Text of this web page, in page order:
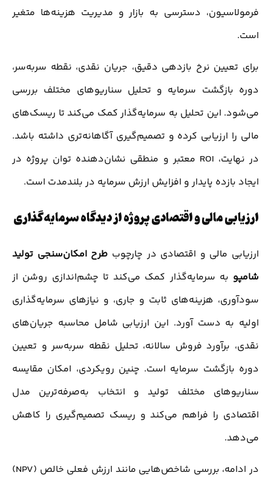
فرمولاسیون، دسترسی به بازار و مدیریت هزینه‌ها متغیر
است.
برای تعیین نرخ بازدهی دقیق، جریان نقدی، نقطه سربه‌سر،
دوره بازگشت سرمایه و تحلیل سناریوهای مختلف بررسی
می‌شود. این تحلیل به سرمایه‌گذار کمک می‌کند تا ریسک‌های
مالی را ارزیابی کرده و تصمیم‌گیری آگاهانه‌تری داشته باشد.
در نهایت، ROI معتبر و منطقی نشان‌دهنده توان پروژه در
ایجاد بازده پایدار و افزایش ارزش سرمایه در بلندمدت است.
ارزیابی مالی و اقتصادی پروژه از دیدگاه سرمایه‌گذاری
ارزیابی مالی و اقتصادی در چارچوب طرح امکان‌سنجی تولید
شامپو به سرمایه‌گذار کمک می‌کند تا چشم‌اندازی روشن از
سودآوری، هزینه‌های ثابت و جاری، و نیازهای سرمایه‌گذاری
اولیه به دست آورد. این ارزیابی شامل محاسبه جریان‌های
نقدی، برآورد فروش سالانه، تحلیل نقطه سربه‌سر و تعیین
دوره بازگشت سرمایه است. چنین رویکردی، امکان مقایسه
سناریوهای مختلف تولید و انتخاب به‌صرفه‌ترین مدل
اقتصادی را فراهم می‌کند و ریسک تصمیم‌گیری را کاهش
می‌دهد.
در ادامه، بررسی شاخص‌هایی مانند ارزش فعلی خالص (NPV)